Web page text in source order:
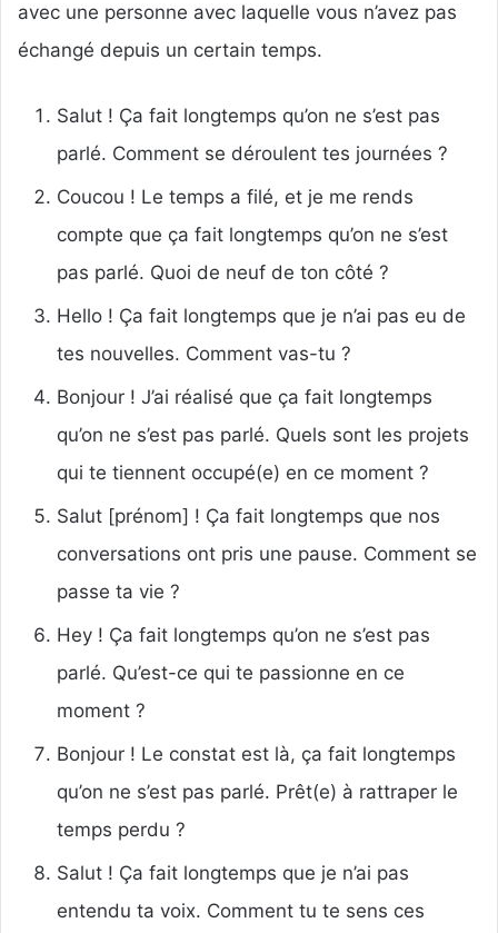
avec une personne avec laquelle vous n’avez pas
échangé depuis un certain temps.
Salut ! Ça fait longtemps qu’on ne s’est pas
parlé. Comment se déroulent tes journées ?
Coucou ! Le temps a filé, et je me rends
compte que ça fait longtemps qu’on ne s’est
pas parlé. Quoi de neuf de ton côté ?
Hello ! Ça fait longtemps que je n’ai pas eu de
tes nouvelles. Comment vas-tu ?
Bonjour ! J’ai réalisé que ça fait longtemps
qu’on ne s’est pas parlé. Quels sont les projets
qui te tiennent occupé(e) en ce moment ?
Salut [prénom] ! Ça fait longtemps que nos
conversations ont pris une pause. Comment se
passe ta vie ?
Hey ! Ça fait longtemps qu’on ne s’est pas
parlé. Qu’est-ce qui te passionne en ce
moment ?
Bonjour ! Le constat est là, ça fait longtemps
qu’on ne s’est pas parlé. Prêt(e) à rattraper le
temps perdu ?
Salut ! Ça fait longtemps que je n’ai pas
entendu ta voix. Comment tu te sens ces